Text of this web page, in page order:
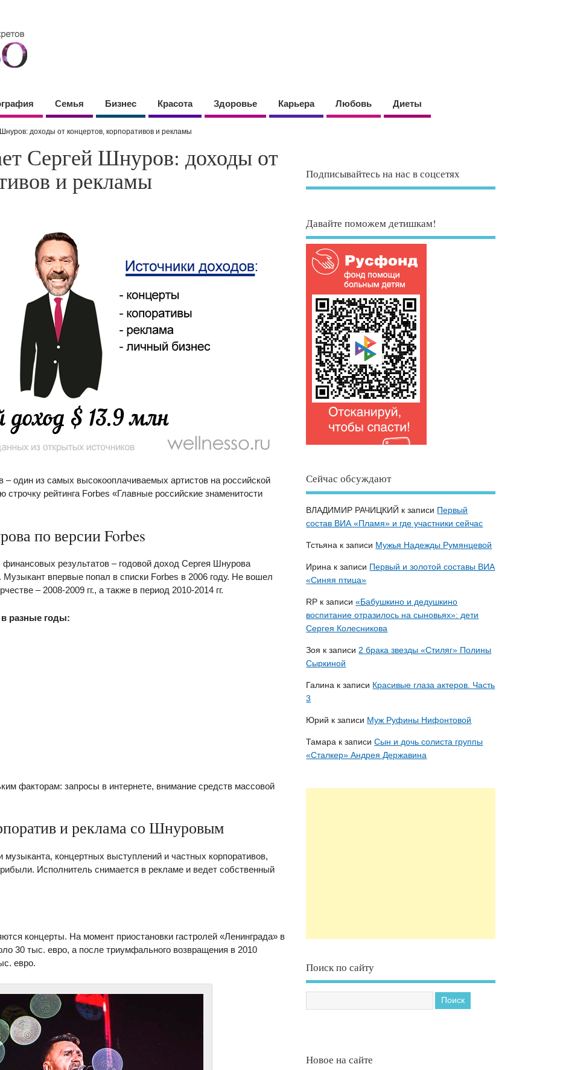
Семья Бизнес Красота Здоровье Карьера Любовь Диеты
доходы от концертов, корпоративов и рекламы
Сергей Шнуров: доходы от
и рекламы
один из самых высокооплачиваемых артистов на российской
рейтинга Forbes «Главные российские знаменитости
по версии Forbes
результатов – годовой доход Сергея Шнурова
впервые попал в списки Forbes в 2006 году. Не вошел
– 2008-2009 гг., а также в период 2010-2014 гг.
разные годы:
факторам: запросы в интернете, внимание средств массовой
и реклама со Шнуровым
концертных выступлений и частных корпоративов,
Исполнитель снимается в рекламе и ведет собственный
концерты. На момент приостановки гастролей «Ленинграда» в
30 тыс. евро, а после триумфального возвращения в 2010
евро.
Подписывайтесь на нас в соцсетях
Давайте поможем детишкам!
Сейчас обсуждают
ВЛАДИМИР РАЧИЦКИЙ к записи Первый
состав ВИА «Пламя» и где участники сейчас
Тстьяна к записи Мужья Надежды Румянцевой
Ирина к записи Первый и золотой составы ВИА
«Синяя птица»
RP к записи«Бабушкино и дедушкино
воспитание отразилось на сыновьях»: дети
Сергея Колесникова
Зоя к записи 2 брака звезды «Стиляг» Полины
Сыркиной
Галина к записи Красивые глаза актеров. Часть
3
Юрий к записи Муж Руфины Нифонтовой
Тамара к записиСын и дочь солиста группы
«Сталкер» Андрея Державина
Поиск по сайту
Новое на сайте